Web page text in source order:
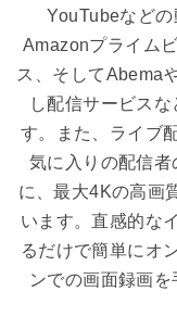
YouTubeなど
Amazonプライム
ス、そしてAbema
し配信サービス
す。また、ライブ
気に入りの配信
に、最大4Kの高画
います。直感的な
るだけで簡単にオ
ンでの画面録画を